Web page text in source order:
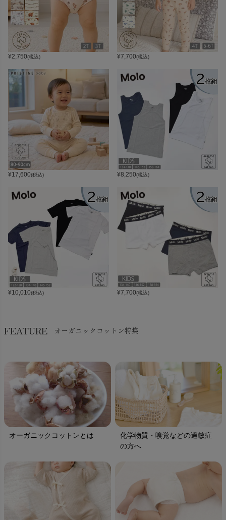
¥2,750(税込) ¥7,700(税込)
¥17,600(税込) ¥8,250(税込)
¥10,010(税込) ¥7,700(税込)
FEATURE オーガニックコットン特集
オーガニックコットンとは
化学物質・嗅覚などの過敏症
の方へ